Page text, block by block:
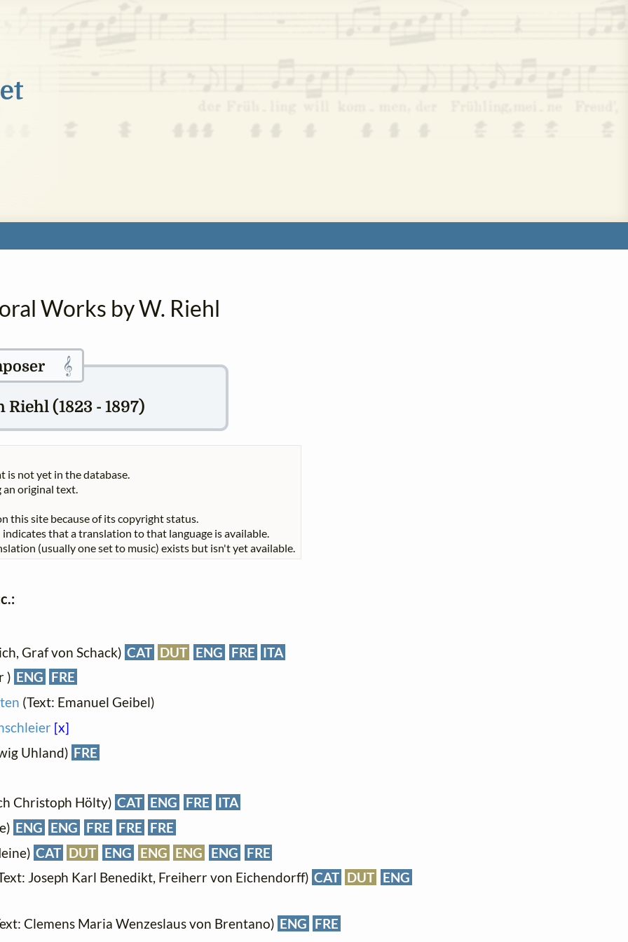
Works by W. Riehl
𝄞
(1823 - 1897)
is not yet in the database.
original text.
this site because of its copyright status.
indicates that a translation to that language is available.
(usually one set to music) exists but isn't yet available.
Graf von Schack) CAT DUT ENG FRE ITA
) ENG FRE
(Text: Emanuel Geibel)
[x]
Uhland) FRE
Christoph Hölty) CAT ENG FRE
ITA
ENG ENG FRE FRE FRE
CAT DUT ENG ENG ENG ENG
FRE
Joseph Karl Benedikt, Freiherr von Eichendorff) CAT DUT ENG
Clemens Maria Wenzeslaus von Brentano) ENG FRE